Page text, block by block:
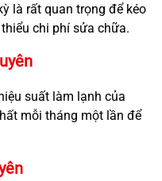
là rất quan trọng để kéo
chi phí sửa chữa.
suất làm lạnh của
mỗi tháng một lần để